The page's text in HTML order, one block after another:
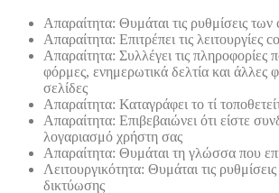
Απαραίτητα: Θυμάται τις ρυθμίσεις
Απαραίτητα: Επιτρέπει τις λειτουργίες
Απαραίτητα: Συλλέγει τις πληροφορίες
φόρμες, ενημερωτικά δελτία και άλλες
σελίδες
Απαραίτητα: Καταγράφει το τί
Απαραίτητα: Επιβεβαιώνει ότι είστε
λογαριασμό χρήστη σας
Απαραίτητα: Θυμάται τη γλώσσα που
Λειτουργικότητα: Θυμάται τις
δικτύωσης